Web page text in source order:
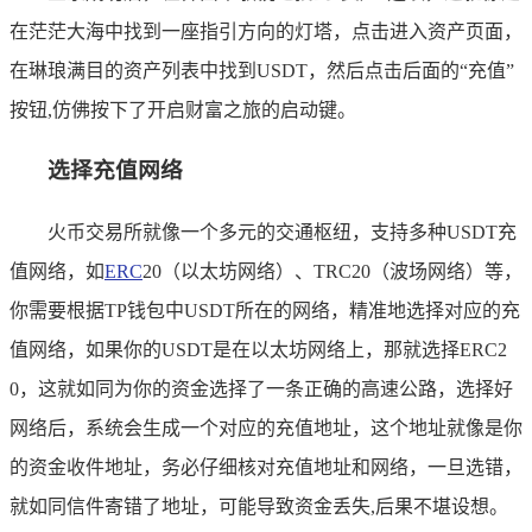
在茫茫大海中找到一座指引方向的灯塔，点击进入资产页面，
在琳琅满目的资产列表中找到USDT，然后点击后面的“充值”
按钮,仿佛按下了开启财富之旅的启动键。
选择充值网络
火币交易所就像一个多元的交通枢纽，支持多种USDT充
值网络，如ERC20（以太坊网络）、TRC20（波场网络）等，
你需要根据TP钱包中USDT所在的网络，精准地选择对应的充
值网络，如果你的USDT是在以太坊网络上，那就选择ERC2
0，这就如同为你的资金选择了一条正确的高速公路，选择好
网络后，系统会生成一个对应的充值地址，这个地址就像是你
的资金收件地址，务必仔细核对充值地址和网络，一旦选错，
就如同信件寄错了地址，可能导致资金丢失,后果不堪设想。